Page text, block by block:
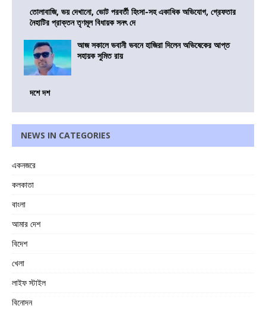
তোলাবাজি, ভয় দেখানো, ভোট পরবর্তী হিংসা-সহ একাধিক অভিযোগ, গ্রেফতার
নৈহাটির প্রাক্তন তৃণমূল বিধায়ক সনৎ দে
আজ সকালে ভবানী ভবনে হাজিরা দিলেন অভিষেকের আপ্ত
সহায়ক সুমিত রায়
দশে দশ
NEWS IN CATEGORIES
একনজরে
কলকাতা
বাংলা
আমার দেশ
বিদেশ
খেলা
লাইফ স্টাইল
বিনোদন